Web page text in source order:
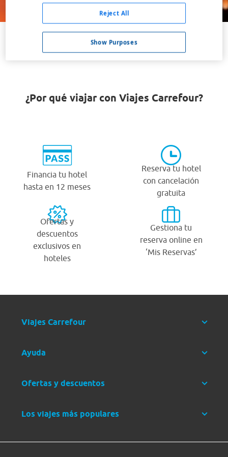
Buscar
VER TODOS LOS HOTELES BARATOS EN TÄLLBERG
¿Por qué viajar con Viajes Carrefour?
Financia tu hotel
hasta en 12 meses
Reserva tu hotel
con cancelación
gratuita
Ofertas y
descuentos
exclusivos en
hoteles
Gestiona tu
reserva online en
‘Mis Reservas’
Viajes Carrefour
Ayuda
Ofertas y descuentos
Los viajes más populares
Show Purposes
Reject All